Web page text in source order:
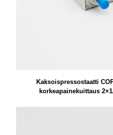
Kaksoispressostaatti
korkeapainekuittaus